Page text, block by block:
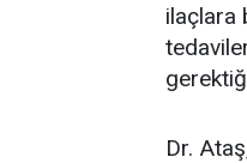
ilaçlara
Dr.